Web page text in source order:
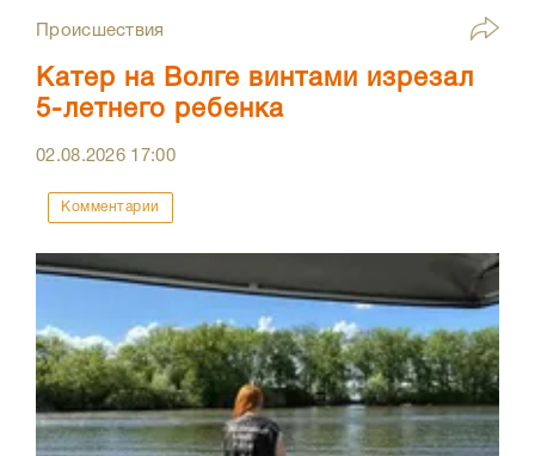
Происшествия
Катер на Волге винтами изрезал
5-летнего ребенка
02.08.2026 17:00
Комментарии